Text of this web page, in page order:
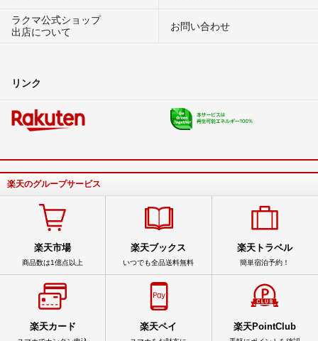
ラクマ公式ショップ
出店について
お問い合わせ
リンク
楽天のグループサービス
楽天市場
商品数は1億点以上
楽天ブックス
いつでも全品送料無料
楽天トラベル
簡単宿泊予約！
楽天カード 楽天ペイ 楽天PointClub